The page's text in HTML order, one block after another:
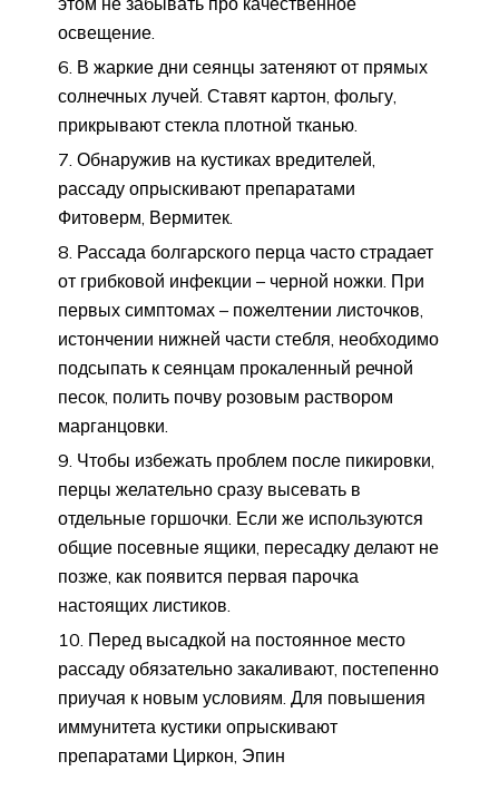
освещение.
В жаркие дни сеянцы затеняют от прямых
солнечных лучей. Ставят картон, фольгу,
прикрывают стекла плотной тканью.
Обнаружив на кустиках вредителей,
рассаду опрыскивают препаратами
Фитоверм, Вермитек.
Рассада болгарского перца часто страдает
от грибковой инфекции – черной ножки. При
первых симптомах – пожелтении листочков,
истончении нижней части стебля, необходимо
подсыпать к сеянцам прокаленный речной
песок, полить почву розовым раствором
марганцовки.
Чтобы избежать проблем после пикировки,
перцы желательно сразу высевать в
отдельные горшочки. Если же используются
общие посевные ящики, пересадку делают не
позже, как появится первая парочка
настоящих листиков.
Перед высадкой на постоянное место
рассаду обязательно закаливают, постепенно
приучая к новым условиям. Для повышения
иммунитета кустики опрыскивают
препаратами Циркон, Эпин